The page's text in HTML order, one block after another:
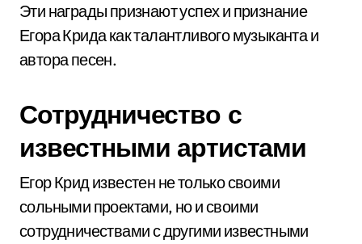
Эти награды признают успех и признание
Егора Крида как талантливого музыканта и
автора песен.
Сотрудничество с
известными артистами
Егор Крид известен не только своими
сольными проектами, но и своими
сотрудничествами с другими известными